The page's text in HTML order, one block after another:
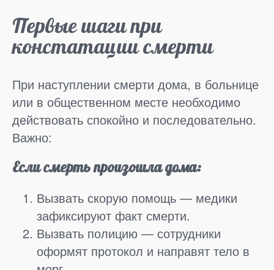
Первые шаги при
констатации смерти
При наступлении смерти дома, в больнице
или в общественном месте необходимо
действовать спокойно и последовательно.
Важно:
Если смерть произошла дома:
Вызвать скорую помощь — медики
зафиксируют факт смерти.
Вызвать полицию — сотрудники
оформят протокол и направят тело в